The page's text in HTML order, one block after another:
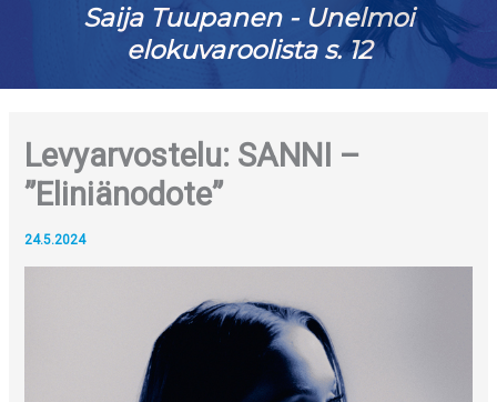
Saija Tuupanen - Unelmoi
elokuvaroolista s. 12
Levyarvostelu: SANNI –
”Eliniänodote”
24.5.2024